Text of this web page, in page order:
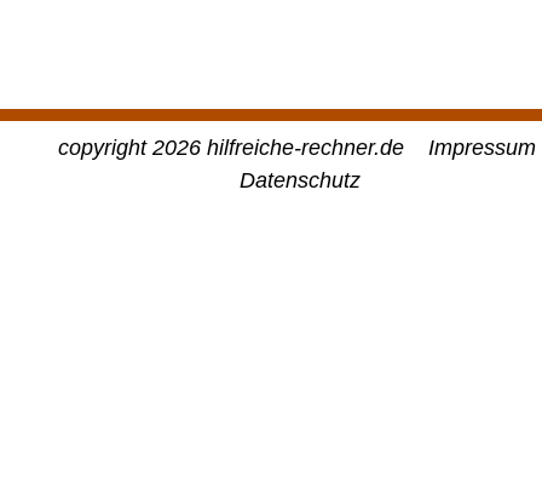
copyright 2026 hilfreiche-rechner.de
Impressum
Datenschutz